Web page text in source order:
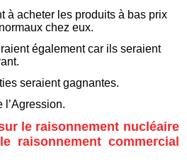
à acheter les produits à bas prix
chez eux.
également car ils seraient
seraient gagnantes.
l’Agression.
le raisonnement nucléaire
raisonnement commercial